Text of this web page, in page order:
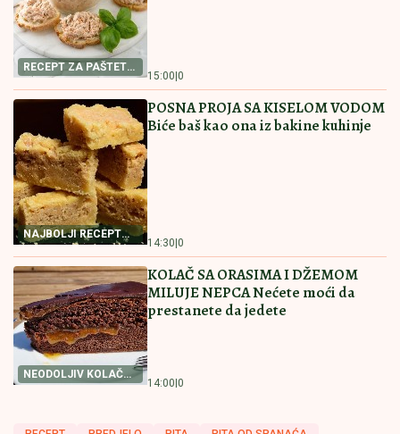
BRUKA KOJA JE OBIŠLA SVET:
novim stadionom u Zaječaru? (VIDEO)
MLADIĆ (21) POSLE TUČE NOŽEM
IZBO MUŠKARCA (32)
Sajma u Beogradu: Policija odmah
reagovala
GOCA BOŽINOVSKA SA PORODICOM
U GRČKOJ!
kupaćem, pevačica se sunča: Oglasila
se sa jahte, ovako se baškare (FOTO)
Pročitajte još